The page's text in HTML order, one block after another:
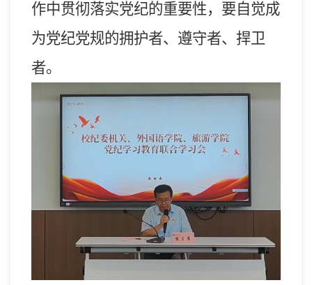
作中贯彻落实党纪的重要性， 要自觉成
为党纪党规的拥护者、遵守者、捍卫
者。